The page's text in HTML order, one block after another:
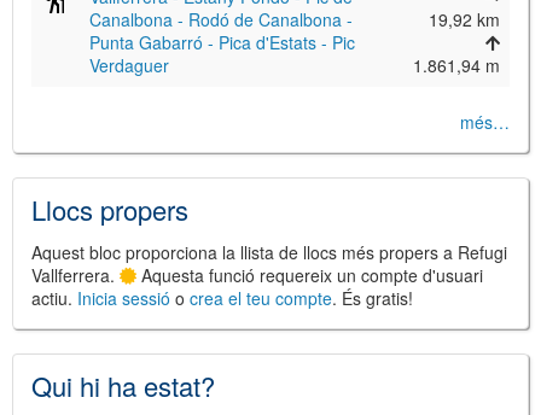
Canalbona - Rodó de Canalbona -
Punta Gabarró - Pica d'Estats - Pic
Verdaguer
19,92 km
1.861,94 m
més…
Llocs propers
Aquest bloc proporciona la llista de llocs més propers a Refugi
Vallferrera.
Aquesta funció requereix un compte d'usuari
actiu. Inicia sessió o crea el teu compte. És gratis!
Qui hi ha estat?